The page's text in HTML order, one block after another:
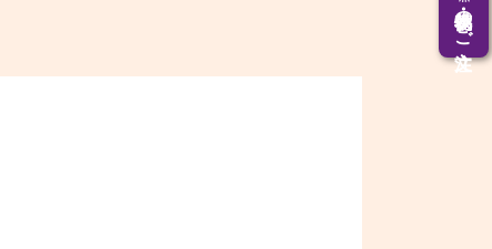
供花・供物のご注文